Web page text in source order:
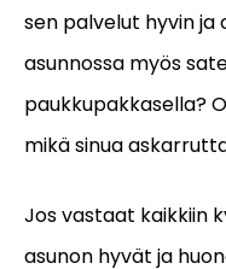
sen palvelut hyvin ja
asunnossa myös
paukkupakkasella?
mikä sinua
Jos vastaat kaikkiin
asunon hyvät ja